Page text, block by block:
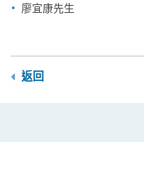
廖宜康先生
返回